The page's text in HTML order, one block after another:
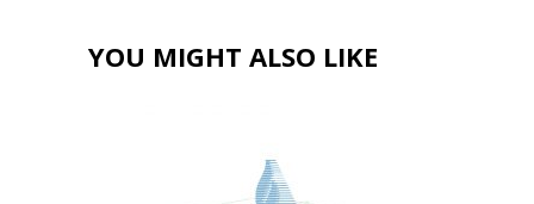
YOU MIGHT ALSO LIKE